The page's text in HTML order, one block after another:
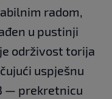
radom,
u pustinji
održivost torija
uspješnu
— prekretnicu